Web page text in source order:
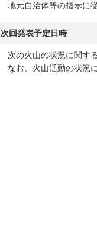
地元自治体等の指示に
次回発表予定日時
次の火山の状況に関す
なお、火山活動の状況